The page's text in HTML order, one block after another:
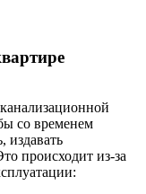
со временем
издавать
происходит из-за